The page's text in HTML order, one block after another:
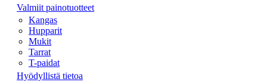
Valmiit painotuotteet
Kangas
Hupparit
Mukit
Tarrat
T-paidat
Hyödyllistä tietoa